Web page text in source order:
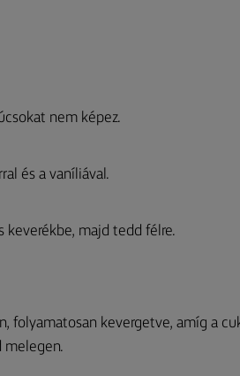
nem képez.
és a vaníliával.
keverékbe, majd tedd félre.
folyamatosan kevergetve, amíg a
melegen.